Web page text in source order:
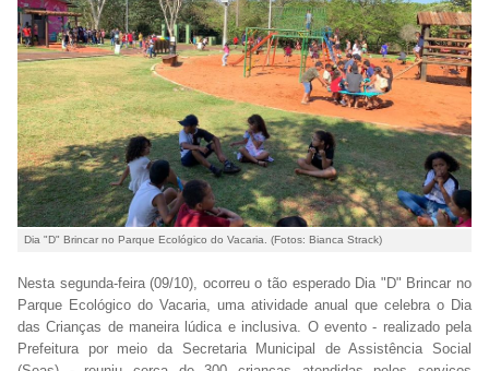
Dia "D" Brincar no Parque Ecológico do Vacaria. (Fotos: Bianca Strack)
Nesta segunda-feira (09/10), ocorreu o tão esperado Dia "D" Brincar no
Parque Ecológico do Vacaria, uma atividade anual que celebra o Dia
das Crianças de maneira lúdica e inclusiva. O evento - realizado pela
Prefeitura por meio da Secretaria Municipal de Assistência Social